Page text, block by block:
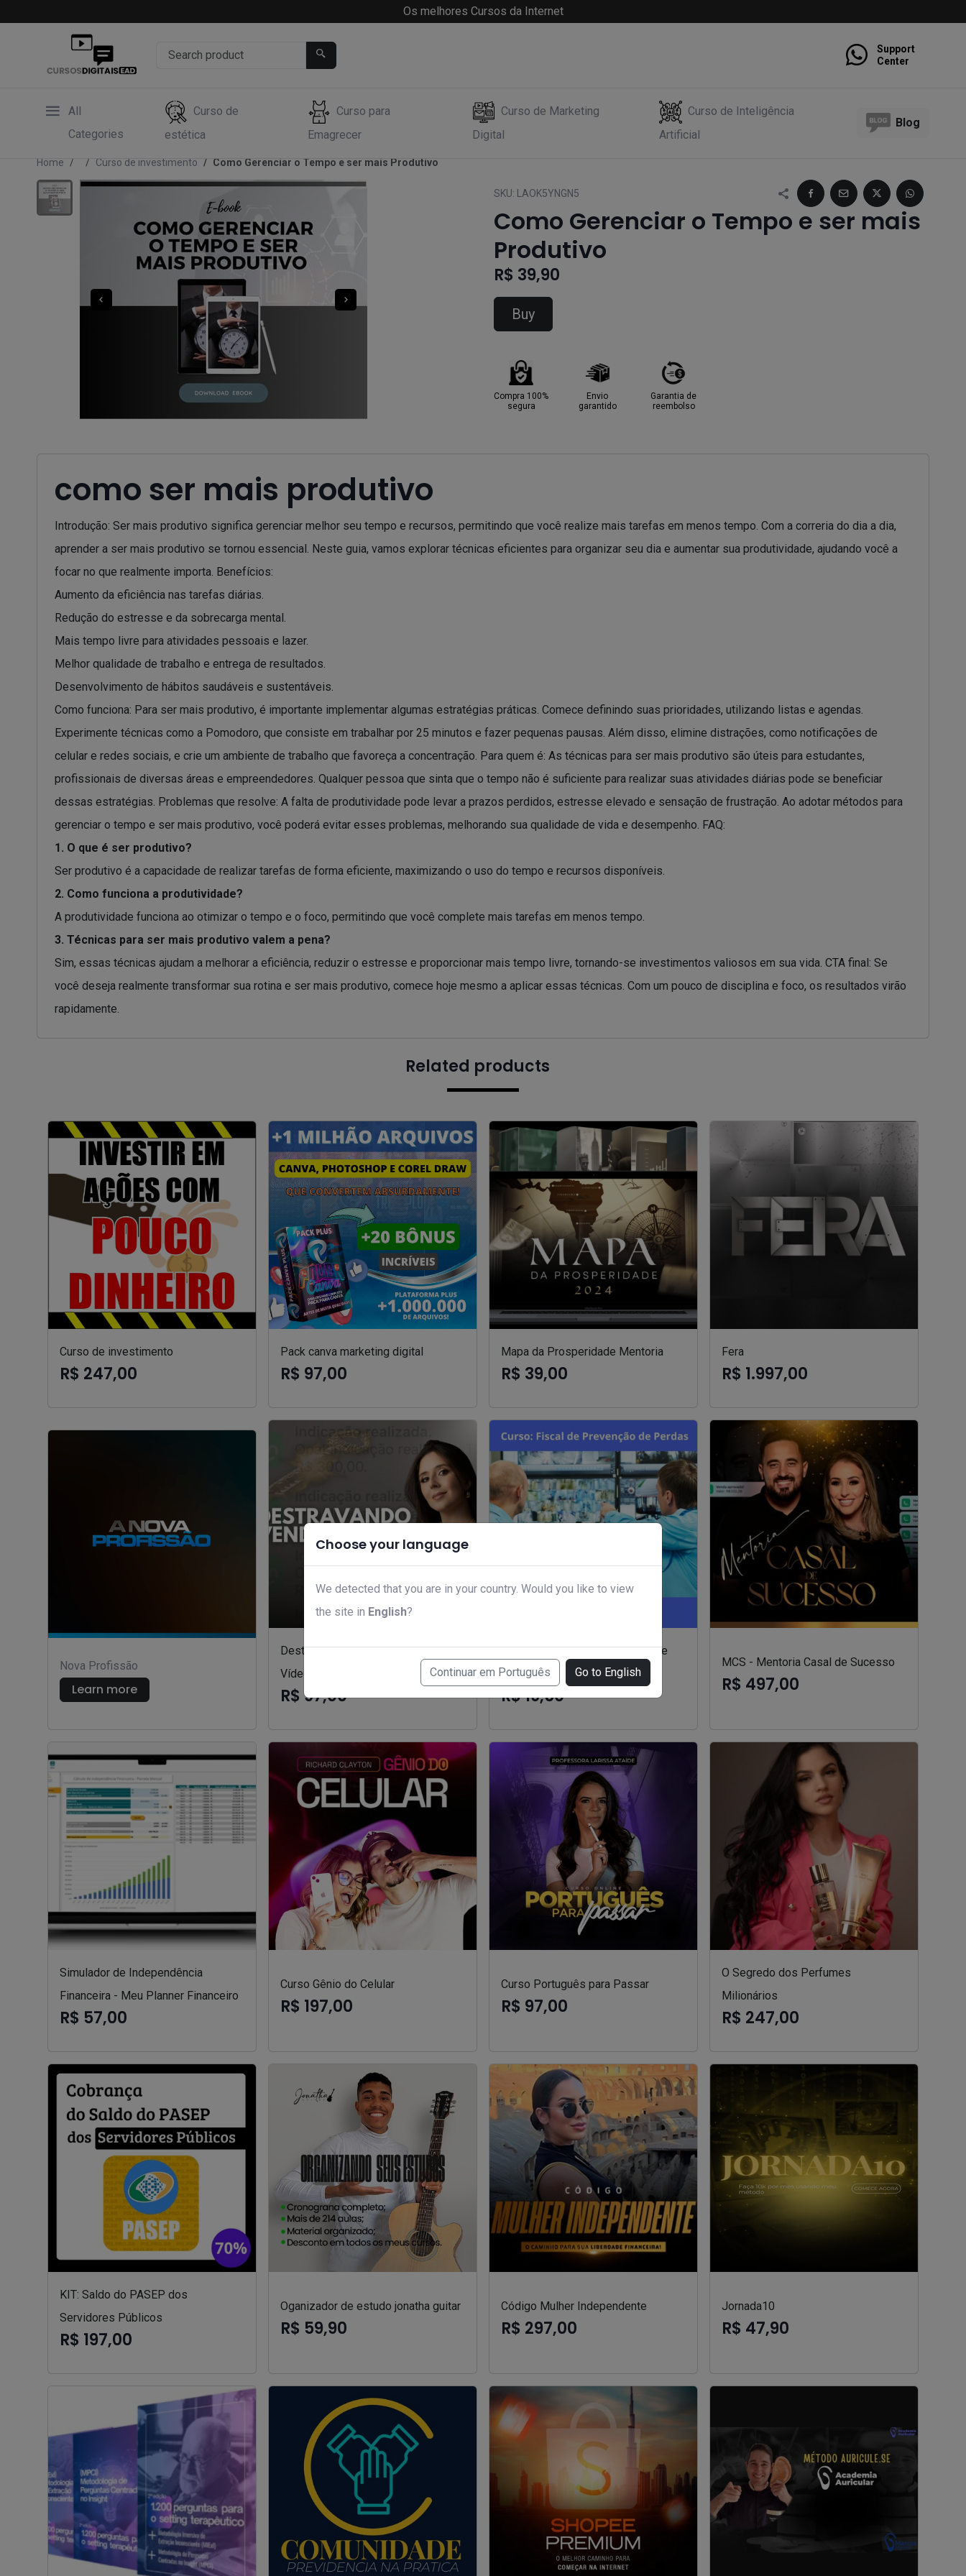
Choose your language
We detected that you are in your country. Would you like to view
the site in English?
Continuar em Português Go to English
Os melhores Cursos da Internet
Support
Center
All
Categories
Curso de
estética
Curso para
Emagrecer
Curso de Marketing
Digital
Curso de Inteligência
Artificial
Blog
Home Curso de investimento Como Gerenciar o Tempo e ser mais Produtivo
SKU: LAOK5YNGN5
Como Gerenciar o Tempo e ser mais
Produtivo
R$ 39,90
Buy
Compra 100%
segura
Envio
garantido
Garantia de
reembolso
como ser mais produtivo
Introdução: Ser mais produtivo significa gerenciar melhor seu tempo e recursos, permitindo que você realize mais tarefas em menos tempo. Com a correria do dia a dia,
aprender a ser mais produtivo se tornou essencial. Neste guia, vamos explorar técnicas eficientes para organizar seu dia e aumentar sua produtividade, ajudando você a
focar no que realmente importa. Benefícios:
Aumento da eficiência nas tarefas diárias.
Redução do estresse e da sobrecarga mental.
Mais tempo livre para atividades pessoais e lazer.
Melhor qualidade de trabalho e entrega de resultados.
Desenvolvimento de hábitos saudáveis e sustentáveis.
Como funciona: Para ser mais produtivo, é importante implementar algumas estratégias práticas. Comece definindo suas prioridades, utilizando listas e agendas.
Experimente técnicas como a Pomodoro, que consiste em trabalhar por 25 minutos e fazer pequenas pausas. Além disso, elimine distrações, como notificações de
celular e redes sociais, e crie um ambiente de trabalho que favoreça a concentração. Para quem é: As técnicas para ser mais produtivo são úteis para estudantes,
profissionais de diversas áreas e empreendedores. Qualquer pessoa que sinta que o tempo não é suficiente para realizar suas atividades diárias pode se beneficiar
dessas estratégias. Problemas que resolve: A falta de produtividade pode levar a prazos perdidos, estresse elevado e sensação de frustração. Ao adotar métodos para
gerenciar o tempo e ser mais produtivo, você poderá evitar esses problemas, melhorando sua qualidade de vida e desempenho. FAQ:
1. O que é ser produtivo?
Ser produtivo é a capacidade de realizar tarefas de forma eficiente, maximizando o uso do tempo e recursos disponíveis.
2. Como funciona a produtividade?
A produtividade funciona ao otimizar o tempo e o foco, permitindo que você complete mais tarefas em menos tempo.
3. Técnicas para ser mais produtivo valem a pena?
Sim, essas técnicas ajudam a melhorar a eficiência, reduzir o estresse e proporcionar mais tempo livre, tornando-se investimentos valiosos em sua vida. CTA final: Se
você deseja realmente transformar sua rotina e ser mais produtivo, comece hoje mesmo a aplicar essas técnicas. Com um pouco de disciplina e foco, os resultados virão
rapidamente.
Related products
Curso de investimento
R$ 247,00
Pack canva marketing digital
R$ 97,00
Mapa da Prosperidade Mentoria
R$ 39,00
Fera
R$ 1.997,00
Nova Profissão
Learn more
Destrave com a Ton - Imagens e
Vídeos que vendem
R$ 97,00
Curso de Fiscal de Prevenção de
Perdas
R$ 19,50
MCS - Mentoria Casal de Sucesso
R$ 497,00
Simulador de Independência
Financeira - Meu Planner Financeiro
R$ 57,00
Curso Gênio do Celular
R$ 197,00
Curso Português para Passar
R$ 97,00
O Segredo dos Perfumes
Milionários
R$ 247,00
KIT: Saldo do PASEP dos
Servidores Públicos
R$ 197,00
Oganizador de estudo jonatha guitar
R$ 59,90
Código Mulher Independente
R$ 297,00
Jornada10
R$ 47,90